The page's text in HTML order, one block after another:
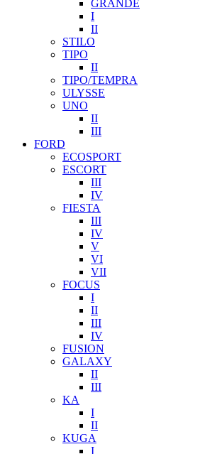
GRANDE
I
II
STILO
TIPO
II
TIPO/TEMPRA
ULYSSE
UNO
II
III
FORD
ECOSPORT
ESCORT
III
IV
FIESTA
III
IV
V
VI
VII
FOCUS
I
II
III
IV
FUSION
GALAXY
II
III
KA
I
II
KUGA
I